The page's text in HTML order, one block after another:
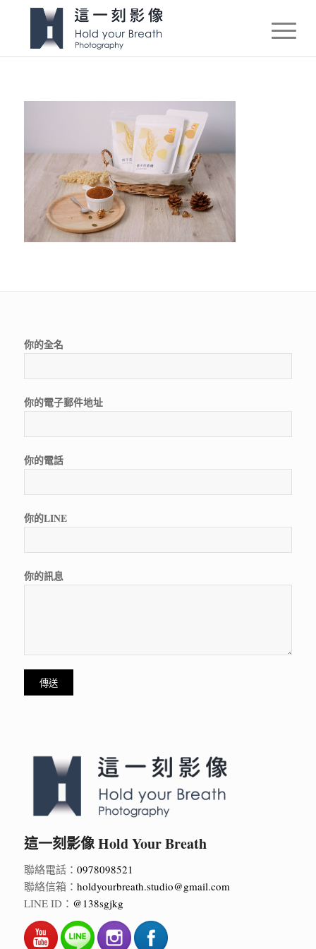
這一刻影像 Hold Your Breath
聯絡電話： 0978098521
聯絡信箱： holdyourbreath.studio@gmail.com
LINE ID： @138sgjkg
你的全名
你的電子郵件地址
你的電話
你的LINE
你的訊息